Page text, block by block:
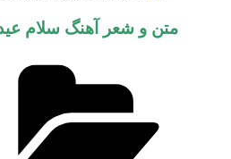
متن و شعر آهنگ سلام